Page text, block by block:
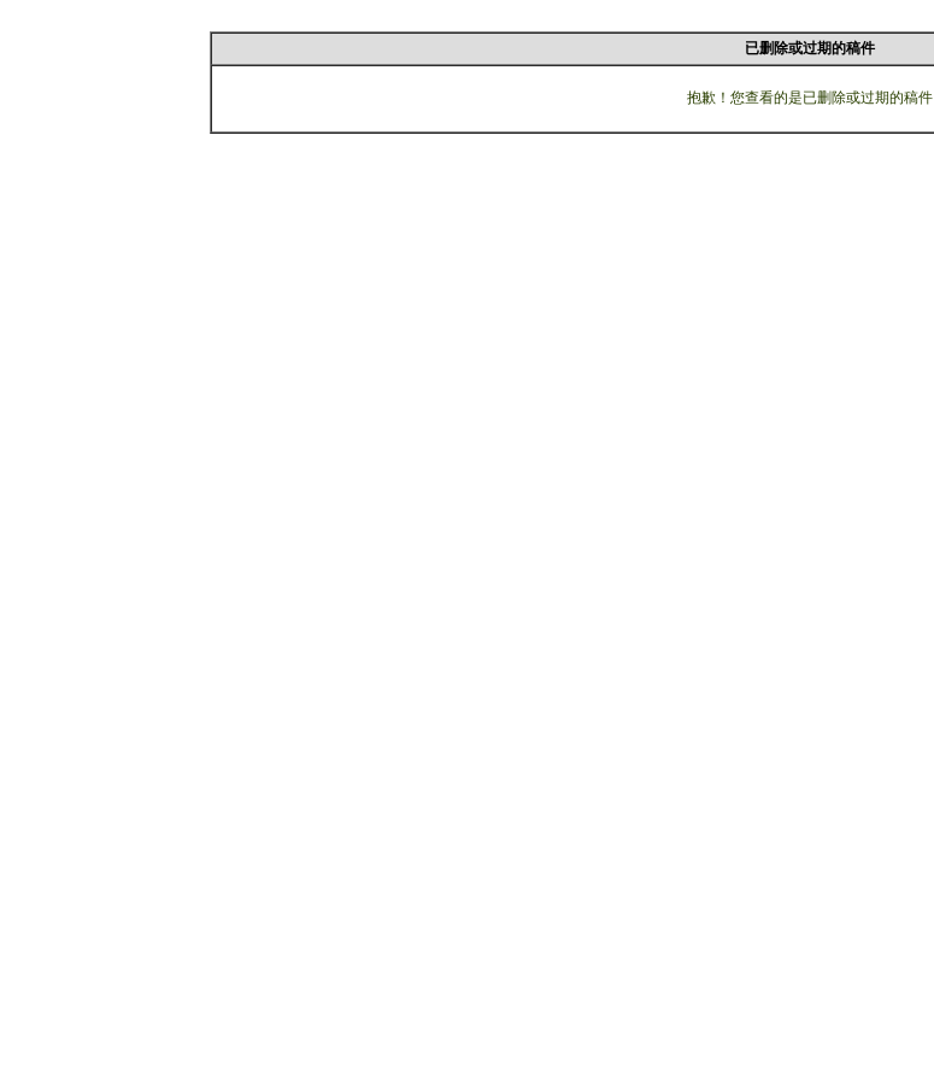
已删除或过期的稿件
抱歉！您查看的是已删除或过期的稿件